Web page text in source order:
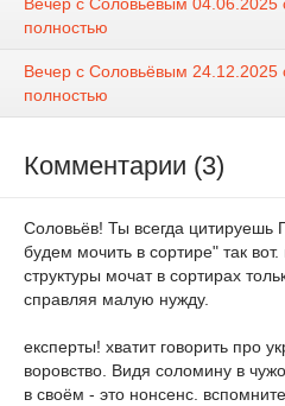
полностью
Вечер с Соловьёвым 24.12.2025
полностью
Комментарии (3)
Соловьёв! Ты всегда цитируешь
будем мочить в сортире" так
структуры мочат в сортирах
справляя малую нужду.
експерты! хватит говорить про
воровство. Видя соломину в
в своём - это нонсенс.